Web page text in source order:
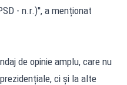
- n.r.)'', a menționat
de opinie amplu, care nu
ci și la alte